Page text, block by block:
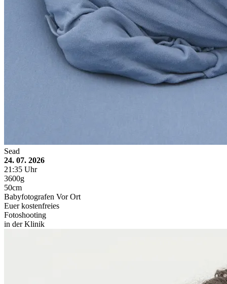
Sead
24. 07. 2026
21:35 Uhr
3600g
50cm
Babyfotografen Vor Ort
Euer kostenfreies
Fotoshooting
in der Klinik